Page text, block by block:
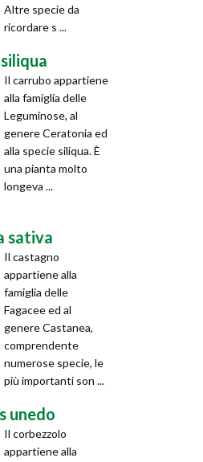
Altre specie da
ricordare s ...
Il carrubo appartiene
alla famiglia delle
Leguminose, al
genere Ceratonia ed
alla specie siliqua. È
una pianta molto
longeva ...
sativa
Il castagno
appartiene alla
famiglia delle
Fagacee ed al
genere Castanea,
comprendente
numerose specie, le
più importanti son ...
unedo
Il corbezzolo
appartiene alla